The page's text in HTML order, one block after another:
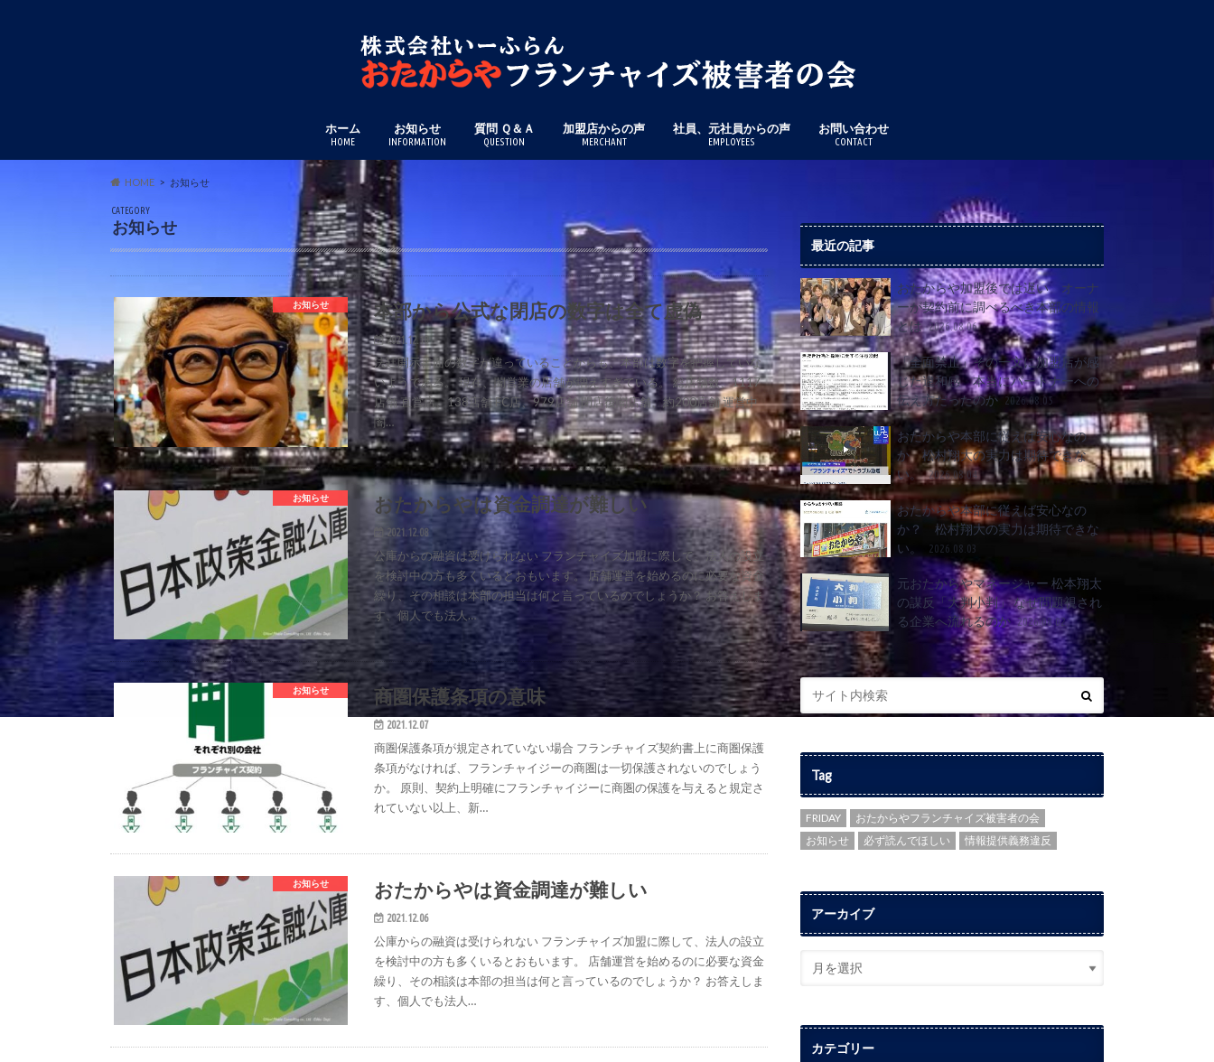
ホーム
HOME
お知らせ
INFORMATION
質問 Ｑ＆Ａ
QUESTION
加盟店からの声
MERCHANT
社員、元社員からの声
EMPLOYEES
お問い合わせ
CONTACT
HOME お知らせ
CATEGORY
お知らせ
お知らせ 本部から公式な閉店の数字は全て虚偽
2021.12.10
法廷開示書面の数字が違っていることからも、本部は数字を把握していな
いようである。 現在、闇営業の店舗が増えすぎている。 総店舗数、1117
店舗 直営店、138店舗 FC店、979店舗 閉店後闇店舗、約200店舗 運営中
闇…
お知らせ おたからやは資金調達が難しい
2021.12.08
公庫からの融資は受けられない フランチャイズ加盟に際して、法人の設立
を検討中の方も多くいるとおもいます。 店舗運営を始めるのに必要な資金
繰り、その相談は本部の担当は何と言っているのでしょうか？ お答えしま
す、個人でも法人…
お知らせ 商圏保護条項の意味
2021.12.07
商圏保護条項が規定されていない場合 フランチャイズ契約書上に商圏保護
条項がなければ、フランチャイジーの商圏は一切保護されないのでしょう
か。 原則、契約上明確にフランチャイジーに商圏の保護を与えると規定さ
れていない以上、新…
お知らせ おたからやは資金調達が難しい
2021.12.06
公庫からの融資は受けられない フランチャイズ加盟に際して、法人の設立
を検討中の方も多くいるとおもいます。 店舗運営を始めるのに必要な資金
繰り、その相談は本部の担当は何と言っているのでしょうか？ お答えしま
す、個人でも法人…
最近の記事
おたからや加盟後では遅い オーナ
ーが契約前に調べるべき本部の情報
とは 2026.08.06
「全面禁止」その一文に加盟店が感
じた違和感 本当にパートナーへの
伝え方だったのか 2026.08.05
おたからや本部に従えば安心なの
か 松村翔大の実力は期待できな
い。 2026.08.04
おたからや本部に従えば安心なの
か？ 松村翔大の実力は期待できな
い。
2026.08.03
元おたからやマネージャー 松本翔太
の謀反「大判小判」 なぜ問題視され
る企業へ流れるのか 2026.08.02
Tag
FRIDAY
おたからやフランチャイズ被害者の会
お知らせ
必ず読んでほしい 情報提供義務違反
アーカイブ
カテゴリー